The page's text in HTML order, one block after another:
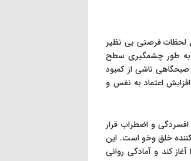
لحظات فرصتی بی نظیر
به طور چشمگیری سطح
ناشی از کمبود
اعتماد به نفس و
افسردگی و اضطراب قرار
کننده خلق وخو است. این
کند و آمادگی روانی